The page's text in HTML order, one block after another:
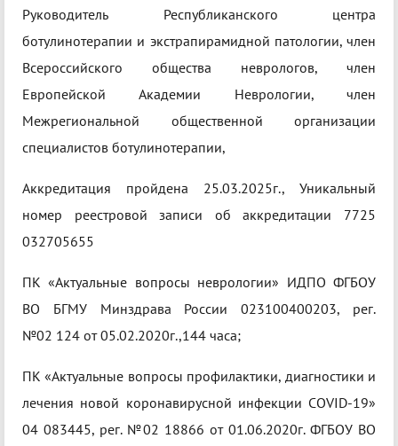
Руководитель Республиканского центра
ботулинотерапии и экстрапирамидной патологии, член
Всероссийского общества неврологов, член
Европейской Академии Неврологии, член
Межрегиональной общественной организации
специалистов ботулинотерапии,
Аккредитация пройдена 25.03.2025г., Уникальный
номер реестровой записи об аккредитации 7725
032705655
ПК «Актуальные вопросы неврологии» ИДПО ФГБОУ
ВО БГМУ Минздрава России 023100400203, рег.
№02 124 от 05.02.2020г.,144 часа;
ПК «Актуальные вопросы профилактики, диагностики и
лечения новой коронавирусной инфекции COVID-19»
04 083445, рег. №02 18866 от 01.06.2020г. ФГБОУ ВО